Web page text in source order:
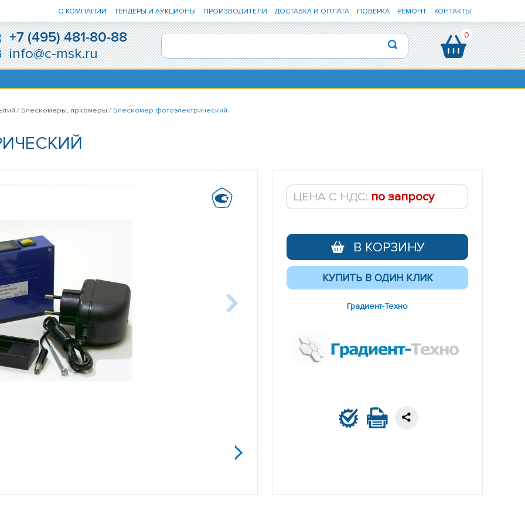
О КОМПАНИИ ТЕНДЕРЫ И АУКЦИОНЫ ПРОИЗВОДИТЕЛИ ДОСТАВКА И ОПЛАТА ПОВЕРКА РЕМОНТ КОНТАКТЫ
+7 (495) 481-80-88
info@c-msk.ru
0
/ Блескомеры, яркомеры / Блескомер фотоэлектрический
ЦЕНА С НДС: по запросу
В КОРЗИНУ
Градиент-Техно